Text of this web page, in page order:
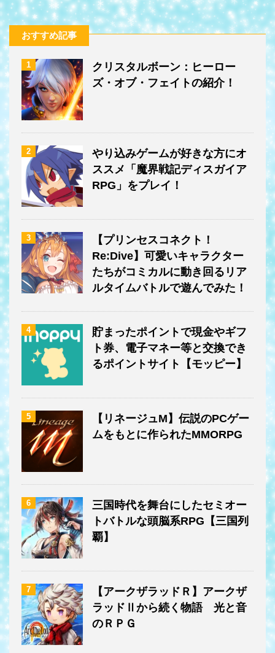
おすすめ記事
1
クリスタルボーン：ヒーロー
ズ・オブ・フェイトの紹介！
2
やり込みゲームが好きな方にオ
ススメ「魔界戦記ディスガイア
RPG」をプレイ！
3
【プリンセスコネクト！
Re:Dive】可愛いキャラクター
たちがコミカルに動き回るリア
ルタイムバトルで遊んでみた！
4
貯まったポイントで現金やギフ
ト券、電子マネー等と交換でき
るポイントサイト【モッピー】
5
【リネージュM】伝説のPCゲー
ムをもとに作られたMMORPG
6
三国時代を舞台にしたセミオー
トバトルな頭脳系RPG【三国列
覇】
7
【アークザラッドＲ】アークザ
ラッドⅡから続く物語 光と音
のＲＰＧ